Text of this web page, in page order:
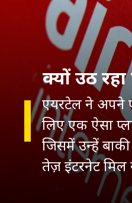
क्यों उठ
एयरटेल ने अपने
लिए एक ऐसा
जिसमें उन्हें
तेज़ इंटरनेट मिल